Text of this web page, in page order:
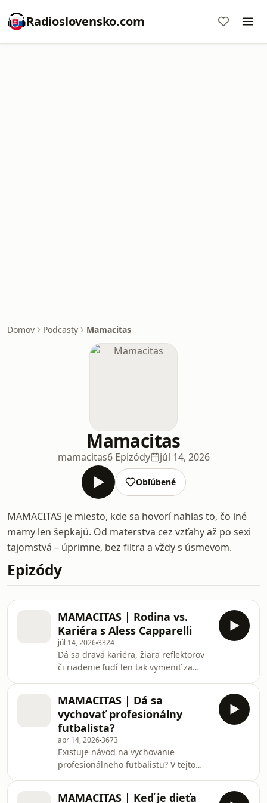
Radioslovensko.com
Domov Podcasty Mamacitas
Mamacitas
mamacitas6 Epizódy júl 14, 2026
Obľúbené
MAMACITAS je miesto, kde sa hovorí nahlas to, čo iné
mamy len šepkajú. Od materstva cez vzťahy až po sexi
tajomstvá – úprimne, bez filtra a vždy s úsmevom.
Epizódy
MAMACITAS | Rodina vs.
Kariéra s Aless Capparelli
júl 14, 20263324
Dá sa dravá kariéra, žiara reflektorov
či riadenie ľudí len tak vymeniť za
Mamacitas sme privítali výnimočnú
hostku – známu slovenskú raperku
Aless Capparelli. Sme ženy, ktoré
spájajú veľké kariérne sny a úspechy:
Kým Zuzka a Miška našli svoju vášeň v
móde a umení a Pavli viedla sekciu na
ministerstve práce, Aless si
podmaňovala slo
MAMACITAS | Dá sa
vychovať profesionálny
futbalista?
apr 14, 20263673
Existuje návod na vychovanie
profesionálneho futbalistu? V tejto
MAMACITAS | Keď je dieťa